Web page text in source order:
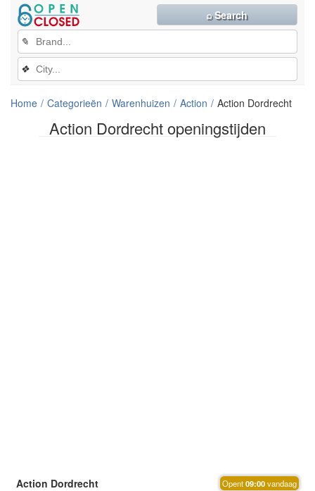
Action Dordrecht openingstijden
✎
❖
⌕ Search
Home Categorieën Warenhuizen Action Action Dordrecht
Action Dordrecht Opent09:00vandaag